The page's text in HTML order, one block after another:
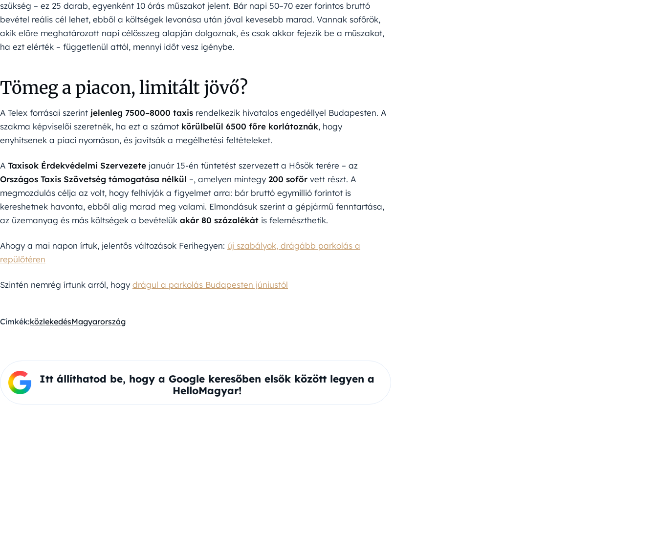
szükség – ez 25 darab, egyenként 10 órás műszakot jelent. Bár napi 50–70 ezer forintos bruttó
bevétel reális cél lehet, ebből a költségek levonása után jóval kevesebb marad. Vannak sofőrök,
akik előre meghatározott napi célösszeg alapján dolgoznak, és csak akkor fejezik be a műszakot,
ha ezt elérték – függetlenül attól, mennyi időt vesz igénybe.
Tömeg a piacon, limitált jövő?
A Telex forrásai szerint jelenleg 7500–8000 taxis rendelkezik hivatalos engedéllyel Budapesten. A
szakma képviselői szeretnék, ha ezt a számot körülbelül 6500 főre korlátoznák, hogy
enyhítsenek a piaci nyomáson, és javítsák a megélhetési feltételeket.
A Taxisok Érdekvédelmi Szervezete január 15-én tüntetést szervezett a Hősök terére – az
Országos Taxis Szövetség támogatása nélkül –, amelyen mintegy 200 sofőr vett részt. A
megmozdulás célja az volt, hogy felhívják a figyelmet arra: bár bruttó egymillió forintot is
kereshetnek havonta, ebből alig marad meg valami. Elmondásuk szerint a gépjármű fenntartása,
az üzemanyag és más költségek a bevételük akár 80 százalékát is felemészthetik.
Ahogy a mai napon írtuk, jelentős változások Ferihegyen: új szabályok, drágább parkolás a
repülőtéren
Szintén nemrég írtunk arról, hogy drágul a parkolás Budapesten júniustól
Címkék:közlekedésMagyarország
Itt állíthatod be, hogy a Google keresőben elsők között legyen a
HelloMagyar!